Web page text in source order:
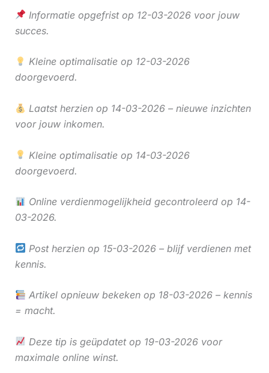
Informatie opgefrist op 12-03-2026 voor jouw
succes.
Kleine optimalisatie op 12-03-2026
doorgevoerd.
Laatst herzien op 14-03-2026 – nieuwe inzichten
voor jouw inkomen.
Kleine optimalisatie op 14-03-2026
doorgevoerd.
Online verdienmogelijkheid gecontroleerd op 14-
03-2026.
Post herzien op 15-03-2026 – blijf verdienen met
kennis.
Artikel opnieuw bekeken op 18-03-2026 – kennis
= macht.
Deze tip is geüpdatet op 19-03-2026 voor
maximale online winst.